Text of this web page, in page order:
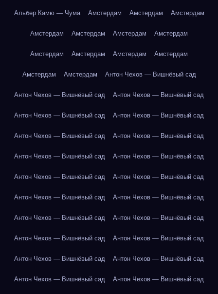
Альбер Камю — Чума Амстердам Амстердам Амстердам
Амстердам Амстердам Амстердам Амстердам
Амстердам Амстердам Амстердам Амстердам
Амстердам Амстердам Антон Чехов — Вишнёвый сад
Антон Чехов — Вишнёвый сад Антон Чехов — Вишнёвый сад
Антон Чехов — Вишнёвый сад Антон Чехов — Вишнёвый сад
Антон Чехов — Вишнёвый сад Антон Чехов — Вишнёвый сад
Антон Чехов — Вишнёвый сад Антон Чехов — Вишнёвый сад
Антон Чехов — Вишнёвый сад Антон Чехов — Вишнёвый сад
Антон Чехов — Вишнёвый сад Антон Чехов — Вишнёвый сад
Антон Чехов — Вишнёвый сад Антон Чехов — Вишнёвый сад
Антон Чехов — Вишнёвый сад Антон Чехов — Вишнёвый сад
Антон Чехов — Вишнёвый сад Антон Чехов — Вишнёвый сад
Антон Чехов — Вишнёвый сад Антон Чехов — Вишнёвый сад